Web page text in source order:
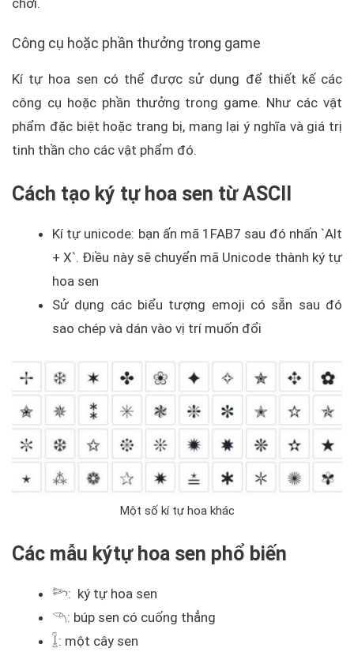
Công cụ hoặc phần thưởng trong game
Kí tự hoa sen có thể được sử dụng để thiết kế các
công cụ hoặc phần thưởng trong game. Như các vật
phẩm đặc biệt hoặc trang bị, mang lại ý nghĩa và giá trị
tinh thần cho các vật phẩm đó.
Cách tạo ký tự hoa sen từ ASCII
Kí tự unicode: bạn ấn mã 1FAB7 sau đó nhấn `Alt
+ X`. Điều này sẽ chuyển mã Unicode thành ký tự
hoa sen
Sử dụng các biểu tượng emoji có sẵn sau đó
sao chép và dán vào vị trí muốn đổi
Một số kí tự hoa khác
Các mẫu kýtự hoa sen phổ biến
𓆸: ký tự hoa sen
𓆹: búp sen có cuống thẳng
𓆼: một cây sen